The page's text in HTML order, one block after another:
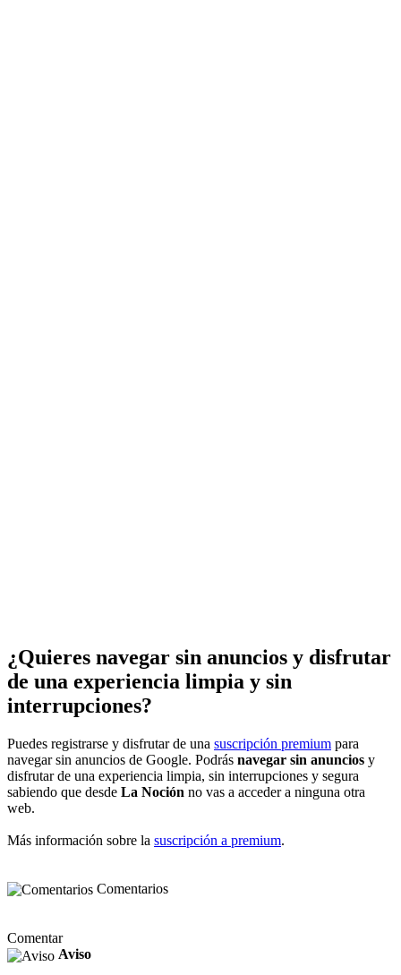
¿Quieres navegar sin anuncios y disfrutar
de una experiencia limpia y sin
interrupciones?
Puedes registrarse y disfrutar de una suscripción premium para
navegar sin anuncios de Google. Podrás navegar sin anuncios y
disfrutar de una experiencia limpia, sin interrupciones y segura
sabiendo que desde La Noción no vas a acceder a ninguna otra
web.
Más información sobre la suscripción a premium.
Comentarios
Comentar
Aviso